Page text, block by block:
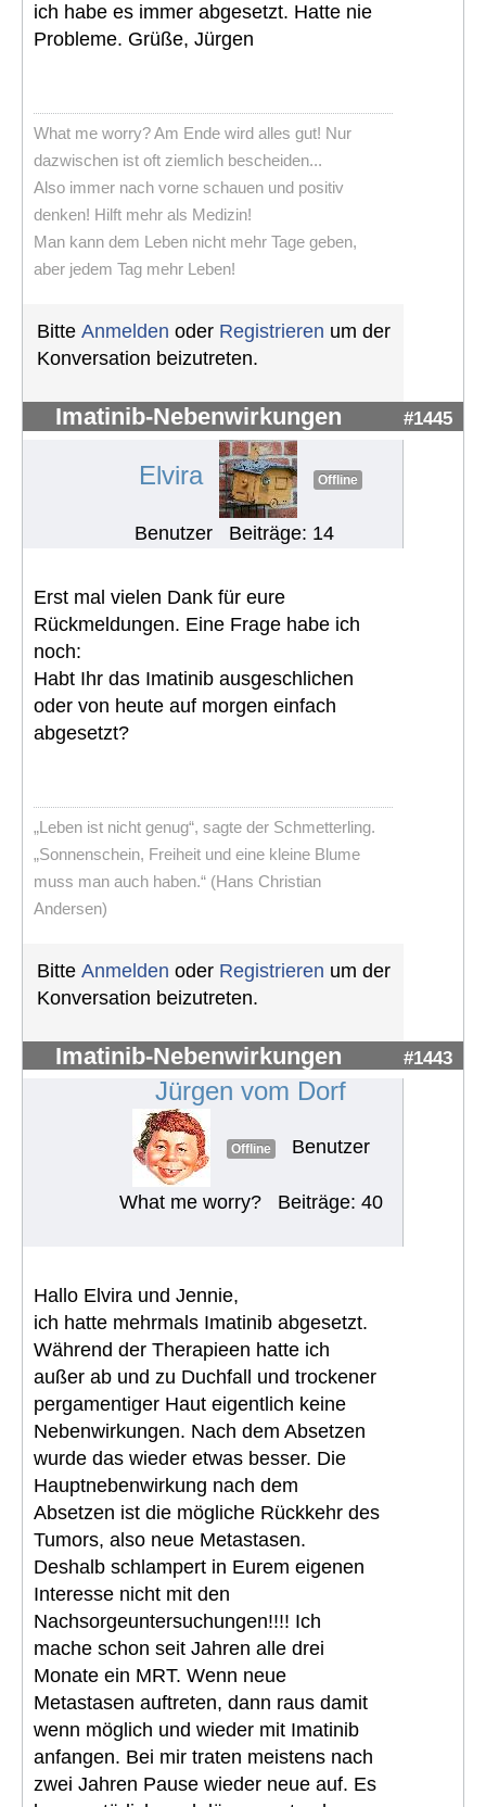
ich habe es immer abgesetzt. Hatte nie
Probleme. Grüße, Jürgen
What me worry? Am Ende wird alles gut! Nur
dazwischen ist oft ziemlich bescheiden...
Also immer nach vorne schauen und positiv
denken! Hilft mehr als Medizin!
Man kann dem Leben nicht mehr Tage geben,
aber jedem Tag mehr Leben!
Bitte Anmelden oder Registrieren um der
Konversation beizutreten.
Imatinib-Nebenwirkungen #1445
Elvira Offline
Benutzer Beiträge: 14
Erst mal vielen Dank für eure
Rückmeldungen. Eine Frage habe ich
noch:
Habt Ihr das Imatinib ausgeschlichen
oder von heute auf morgen einfach
abgesetzt?
„Leben ist nicht genug“, sagte der Schmetterling.
„Sonnenschein, Freiheit und eine kleine Blume
muss man auch haben.“ (Hans Christian
Andersen)
Bitte Anmelden oder Registrieren um der
Konversation beizutreten.
Imatinib-Nebenwirkungen #1443
Jürgen vom Dorf
Offline Benutzer
What me worry? Beiträge: 40
Hallo Elvira und Jennie,
ich hatte mehrmals Imatinib abgesetzt.
Während der Therapieen hatte ich
außer ab und zu Duchfall und trockener
pergamentiger Haut eigentlich keine
Nebenwirkungen. Nach dem Absetzen
wurde das wieder etwas besser. Die
Hauptnebenwirkung nach dem
Absetzen ist die mögliche Rückkehr des
Tumors, also neue Metastasen.
Deshalb schlampert in Eurem eigenen
Interesse nicht mit den
Nachsorgeuntersuchungen!!!! Ich
mache schon seit Jahren alle drei
Monate ein MRT. Wenn neue
Metastasen auftreten, dann raus damit
wenn möglich und wieder mit Imatinib
anfangen. Bei mir traten meistens nach
zwei Jahren Pause wieder neue auf. Es